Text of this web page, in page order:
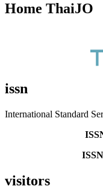
Home ThaiJO
issn
International Standard
visitors